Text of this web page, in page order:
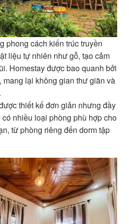
phong cách kiến trúc truyền
liệu tự nhiên như gỗ, tạo cảm
Homestay được bao quanh bởi
, mang lại không gian thư giãn và
thiết kế đơn giản nhưng đầy
nhiều loại phòng phù hợp cho
từ phòng riêng đến dorm tập